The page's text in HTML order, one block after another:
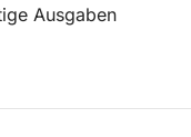
Ausgaben
Salinas in Torrevieja.